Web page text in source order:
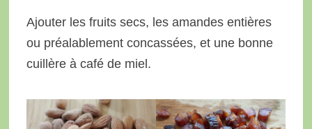
Ajouter les fruits secs, les amandes entières
ou préalablement concassées, et une bonne
cuillère à café de miel.